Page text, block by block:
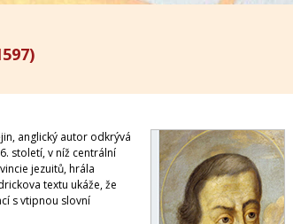
anglický autor odkrývá
století, v níž centrální
jezuitů, hrála
textu ukáže, že
s vtipnou slovní